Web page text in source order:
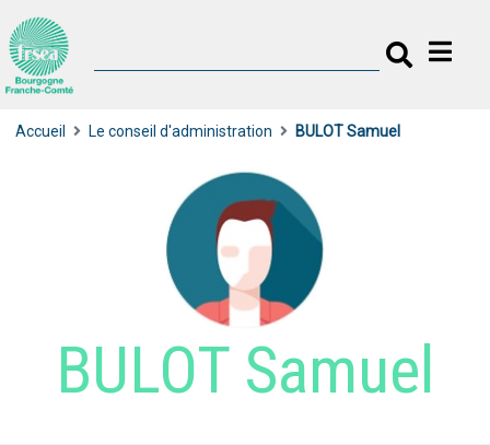
Accueil Le conseil d'administration BULOT Samuel
BULOT Samuel